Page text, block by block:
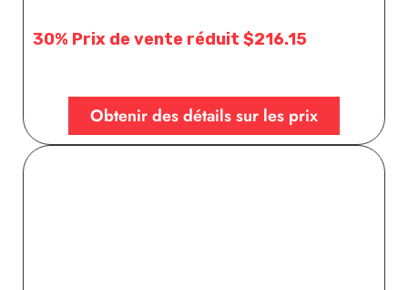
30% Prix de vente réduit $216.15
Obtenir des détails sur les prix